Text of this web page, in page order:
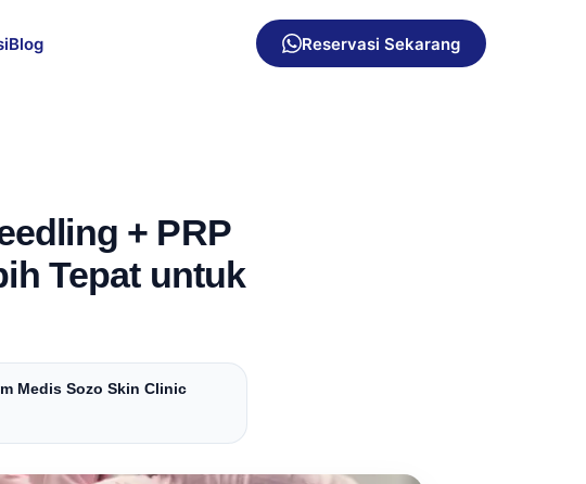
Blog Reservasi Sekarang
+ PRP
Tepat untuk
Medis Sozo Skin Clinic